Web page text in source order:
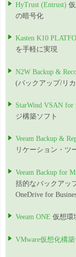
HyTrust (Entrust)
の暗号化
Kasten K10
を手軽に実現
N2W Backup &
(バックアップ/リ
StarWind VSAN for
ジ構築ソフト
Veeam Backup &
リケーション・ツ
Veeam Backup for
括的なバックアッ
OneDrive for
Veeam ONE 仮想環
VMware仮想化構